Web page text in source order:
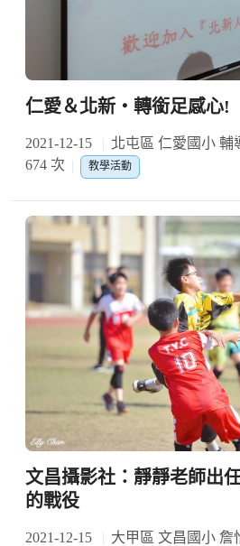
仁愛＆北新‧轉銜足感心!
2021-12-15 北屯區 仁愛國小 輔
674 次
教學活動
文昌攝影社：靜靜老師出
的戰役
2021-12-15 大甲區 文昌國小 詹